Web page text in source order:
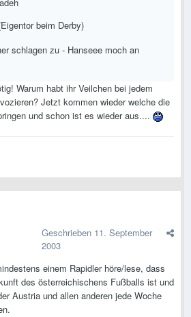
beim Derby)
schlagen zu - Hanseee moch an
Warum habt ihr Veilchen bei jedem
Jetzt kommen wieder welche die
und schon ist es wieder aus....
Geschrieben 11. September
2003
einem Rapidler höre/lese, dass
des österreichischens Fußballs ist und
Austria und allen anderen jede Woche